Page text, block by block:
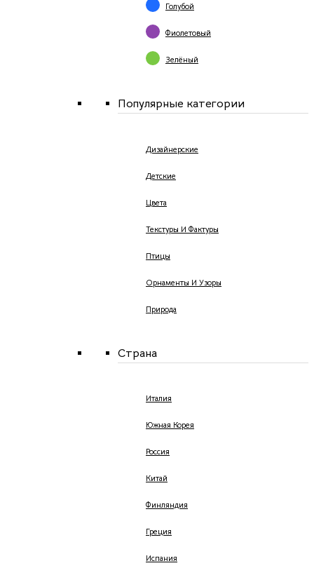
Голубой
Фиолетовый
Зелёный
Популярные категории
Дизайнерские
Детские
Цвета
Текстуры И Фактуры
Птицы
Орнаменты И Узоры
Природа
Страна
Италия
Южная Корея
Россия
Китай
Финляндия
Греция
Испания